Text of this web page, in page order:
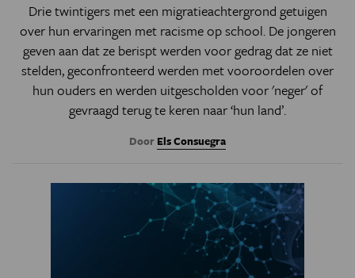
Drie twintigers met een migratieachtergrond getuigen
over hun ervaringen met racisme op school. De jongeren
geven aan dat ze berispt werden voor gedrag dat ze niet
stelden, geconfronteerd werden met vooroordelen over
hun ouders en werden uitgescholden voor 'neger' of
gevraagd terug te keren naar ‘hun land’.
Door Els Consuegra